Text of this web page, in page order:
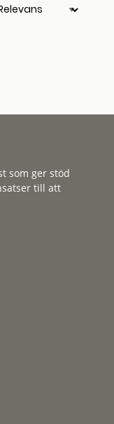
som ger stöd
till att